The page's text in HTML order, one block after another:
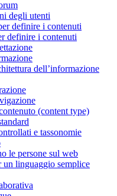
degli utenti
definire i contenuti
definire i contenuti
dell’informazione
(content type)
e tassonomie
le persone sul web
un linguaggio semplice